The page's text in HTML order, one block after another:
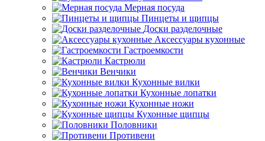
Мерная посуда
Пинцеты и щипцы
Доски разделочные
Аксессуары кухонные
Гастроемкости
Кастрюли
Венчики
Кухонные вилки
Кухонные лопатки
Кухонные ножи
Кухонные щипцы
Половники
Противени